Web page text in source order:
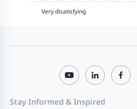
Very disatisfying
Stay Informed & Inspired